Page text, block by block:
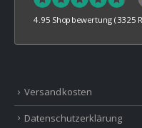
4.95 Shopbewertung (3325
Versandkosten
Datenschutzerklärung